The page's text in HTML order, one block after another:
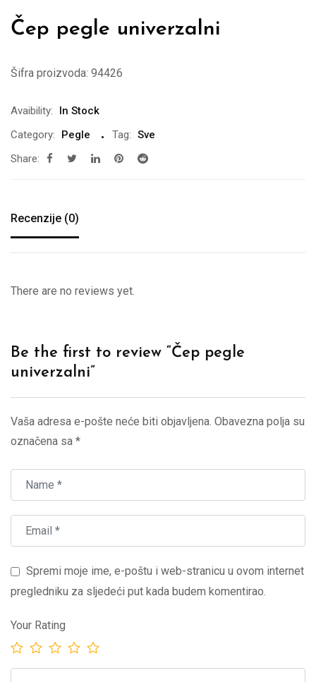
Čep pegle univerzalni
Šifra proizvoda: 94426
Avaibility:
In Stock
Category:
Pegle Tag: Sve
Share:
Recenzije (0)
There are no reviews yet.
Be the first to review “Čep pegle
univerzalni”
Vaša adresa e-pošte neće biti objavljena. Obavezna polja su
označena sa *
Spremi moje ime, e-poštu i web-stranicu u ovom internet
pregledniku za sljedeći put kada budem komentirao.
Your Rating